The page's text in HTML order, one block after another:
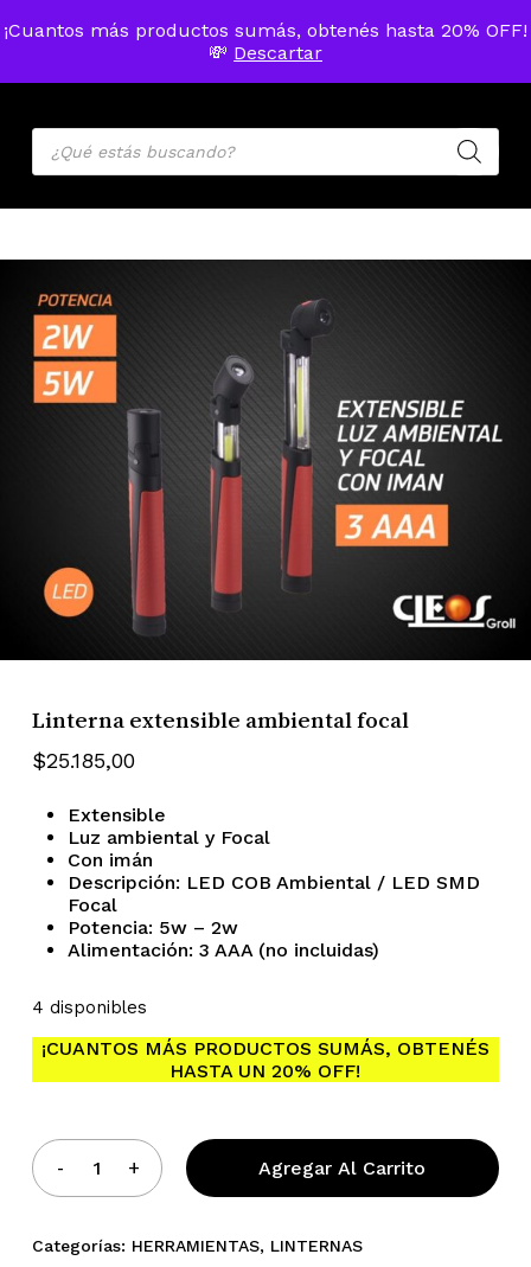
¡Cuantos más productos sumás, obtenés hasta 20% OFF!
💸 Descartar
to
content
MENU
No hay productos en el
carrito.
Go To Shop
Products
search
Linterna extensible ambiental focal
$25.185,00
Extensible
Luz ambiental y Focal
Con imán
Descripción: LED COB Ambiental / LED SMD
Focal
Potencia: 5w – 2w
Alimentación: 3 AAA (no incluidas)
4 disponibles
¡CUANTOS MÁS PRODUCTOS SUMÁS, OBTENÉS
HASTA UN 20% OFF!
Agregar Al Carrito
Categorías: HERRAMIENTAS, LINTERNAS